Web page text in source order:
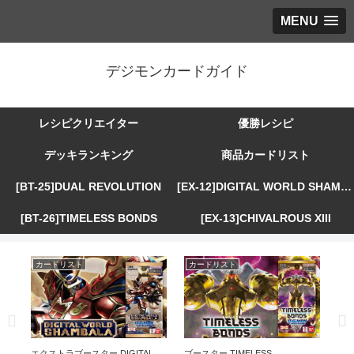
MENU
デジモンカードガイド
レシピクリエイター 優勝レシピ
デッキランキング 商品カードリスト
[BT-25]DUAL REVOLUTION [EX-12]DIGITAL WORLD SHAMBALA
[BT-26]TIMELESS BONDS [EX-13]CHIVALROUS XIII
カードリスト カードリスト